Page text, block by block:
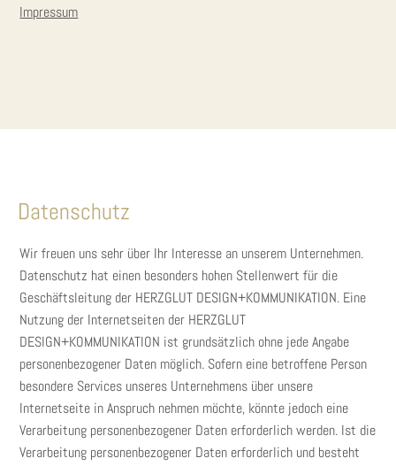
Impressum
Datenschutz
Wir freuen uns sehr über Ihr Interesse an unserem Unternehmen.
Datenschutz hat einen besonders hohen Stellenwert für die
Geschäftsleitung der HERZGLUT DESIGN+KOMMUNIKATION. Eine
Nutzung der Internetseiten der HERZGLUT
DESIGN+KOMMUNIKATION ist grundsätzlich ohne jede Angabe
personenbezogener Daten möglich. Sofern eine betroffene Person
besondere Services unseres Unternehmens über unsere
Internetseite in Anspruch nehmen möchte, könnte jedoch eine
Verarbeitung personenbezogener Daten erforderlich werden. Ist die
Verarbeitung personenbezogener Daten erforderlich und besteht